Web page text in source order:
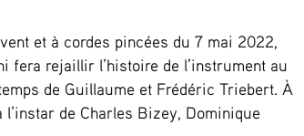
et à cordes pincées du 7 mai 2022,
fera rejaillir l’histoire de l’instrument au
de Guillaume et Frédéric Triebert. À
de Charles Bizey, Dominique